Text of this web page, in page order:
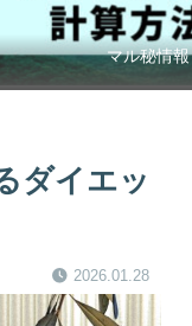
マル秘情報
ダイエッ
2026.01.28